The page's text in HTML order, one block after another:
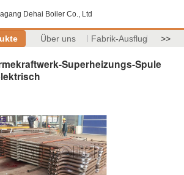
Dehai Boiler Co., Ltd
Über uns Fabrik-Ausflug >>
Superheizungs-Spule